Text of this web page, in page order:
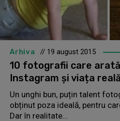
Arhiva // 19 august 2015
10 fotografii care
Instagram și viața
Un unghi bun, puțin talent
obținut poza ideală, pentru
Dar în realitate…